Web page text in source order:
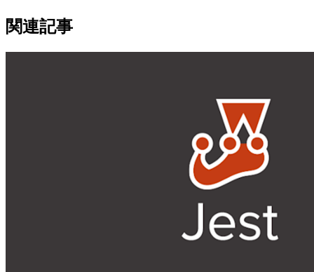
関連記事